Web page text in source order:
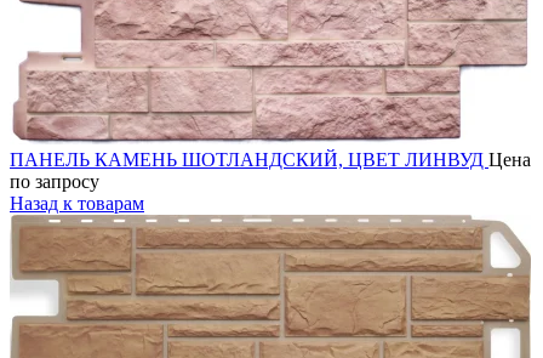
ПАНЕЛЬ КАМЕНЬ ШОТЛАНДСКИЙ, ЦВЕТ ЛИНВУД Цена
по запросу
Назад к товарам